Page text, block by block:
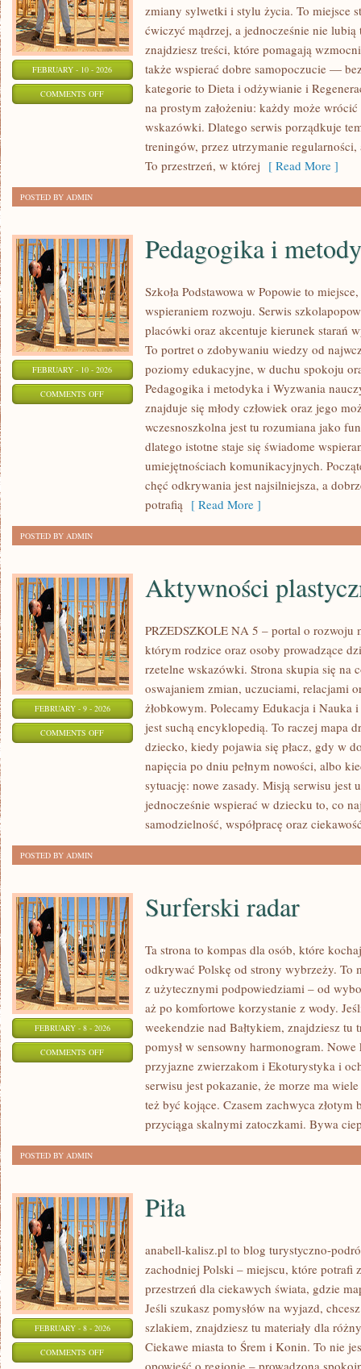
FEBRUARY - 10 - 2026
COMMENTS OFFON
POCZĄTKUJĄCYCH
zmiany sylwetki i stylu życia. To miejsce
ćwiczyć mądrzej, a jednocześnie nie
znajdziesz treści, które pomagają
także wspierać dobre samopoczucie —
kategorie to Dieta i odżywianie i
na prostym założeniu: każdy może
wskazówki. Dlatego serwis porządkuje
treningów, przez utrzymanie
To przestrzeń, w której [ Read More ]
POSTED BY ADMIN
FEBRUARY - 10 - 2026
COMMENTS OFFON
PEDAGOGIKA
METODYKA
Pedagogika i
Szkoła Podstawowa w Popowie to
wspieraniem rozwoju. Serwis
placówki oraz akcentuje kierunek starań
To portret o zdobywaniu wiedzy od
poziomy edukacyjne, w duchu spokoju
Pedagogika i metodyka i Wyzwania
znajduje się młody człowiek oraz jego
wczesnoszkolna jest tu rozumiana jako
dlatego istotne staje się świadome
umiejętnościach komunikacyjnych.
chęć odkrywania jest najsilniejsza, a
potrafią [ Read More ]
POSTED BY ADMIN
FEBRUARY - 9 - 2026
COMMENTS OFFON
AKTYWNOŚCI
PLASTYCZNE
Aktywności
PRZEDSZKOLE NA 5 – portal o rozwoju
którym rodzice oraz osoby prowadzące
rzetelne wskazówki. Strona skupia się na
oswajaniem zmian, uczuciami, relacjami
żłobkowym. Polecamy Edukacja i Nauka
jest suchą encyklopedią. To raczej mapa
dziecko, kiedy pojawia się płacz, gdy w
napięcia po dniu pełnym nowości, albo
sytuację: nowe zasady. Misją serwisu jest
jednocześnie wspierać w dziecku to, co
samodzielność, współpracę oraz
POSTED BY ADMIN
FEBRUARY - 8 - 2026
COMMENTS OFFON
SURFERSKI
Surferski radar
Ta strona to kompas dla osób, które
odkrywać Polskę od strony wybrzeży. To
z użytecznymi podpowiedziami – od
aż po komfortowe korzystanie z wody.
weekendzie nad Bałtykiem, znajdziesz
pomysł w sensowny harmonogram.
przyjazne zwierzakom i Ekoturystyka i
serwisu jest pokazanie, że morze ma
też być kojące. Czasem zachwyca złotym
przyciąga skalnymi zatoczkami. Bywa
POSTED BY ADMIN
FEBRUARY - 8 - 2026
COMMENTS OFFON
Piła
anabell-kalisz.pl to blog turystyczno-
zachodniej Polski – miejscu, które potrafi
przestrzeń dla ciekawych świata, gdzie
Jeśli szukasz pomysłów na wyjazd,
szlakiem, znajdziesz tu materiały dla
Ciekawe miasta to Śrem i Konin. To nie
opowieść o regionie – prowadzona